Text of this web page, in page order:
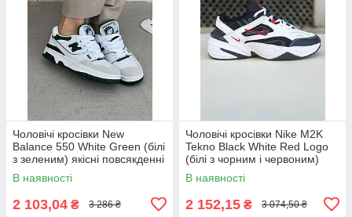
Чоловічі кросівки New
Balance 550 White Green (білі
з зеленим) якісні повсякденні
кроси NB020 top
В наявності
2 103,04 ₴ 3 286 ₴
Чоловічі кросівки Nike M2K
Tekno Black White Red Logo
(білі з чорним і червоним)
спортивні демі кроси PD7430
топ
В наявності
2 152,15 ₴ 3 074,50 ₴